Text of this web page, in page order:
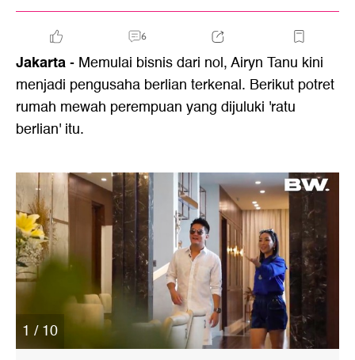
6
Jakarta- Memulai bisnis dari nol, Airyn Tanu kini
menjadi pengusaha berlian terkenal. Berikut potret
rumah mewah perempuan yang dijuluki 'ratu
berlian' itu.
1 / 10